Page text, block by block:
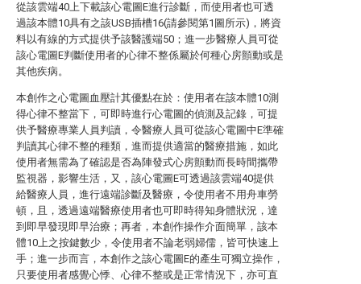
從該雲端40上下載該心電圖E進行診斷，而使用者也可透
過該本體10具有之該USB插槽16(請參閱第1圖所示)，將資
料以有線的方式提供予該醫護端50；進一步醫療人員可從
該心電圖E判斷使用者的心律不整係屬於何種心房顫動或是
其他疾病。
本創作之心電圖血壓計其優點在於：使用者在該本體10測
得心律不整當下，可即時進行心電圖的偵測及記錄，可提
供予醫療專業人員判讀，令醫療人員可從該心電圖中E準確
判讀其心律不整的種類，進而提供適當的醫療措施，如此
使用者無需為了確認是否為陣發式心房顫動而長時間攜帶
監視器，影響生活，又，該心電圖E可透過該雲端40提供
給醫療人員，進行遠端診斷及醫療，令使用者不用舟車勞
頓，且，透過遠端醫療使用者也可即時得知身體狀況，達
到即早發現即早治療；再者，本創作操作介面簡單，該本
體10上之按鍵數少，令使用者不論老弱婦儒，皆可快速上
手；進一步而言，本創作之該心電圖E的產生可獨立操作，
只要使用者感覺心悸、心律不整或是正常情況下，亦可直